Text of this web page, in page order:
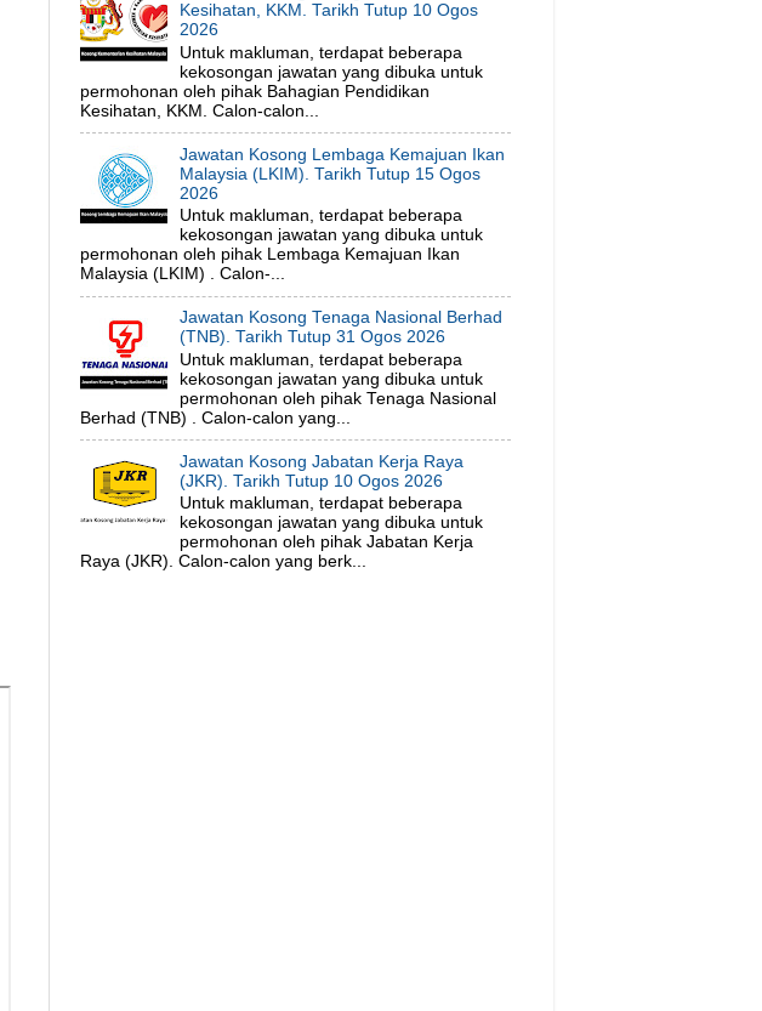
Kesihatan, KKM. Tarikh Tutup 10 Ogos
2026
Untuk makluman, terdapat beberapa
kekosongan jawatan yang dibuka untuk
permohonan oleh pihak Bahagian Pendidikan
Kesihatan, KKM. Calon-calon...
Jawatan Kosong Lembaga Kemajuan Ikan
Malaysia (LKIM). Tarikh Tutup 15 Ogos
2026
Untuk makluman, terdapat beberapa
kekosongan jawatan yang dibuka untuk
permohonan oleh pihak Lembaga Kemajuan Ikan
Malaysia (LKIM) . Calon-...
Jawatan Kosong Tenaga Nasional Berhad
(TNB). Tarikh Tutup 31 Ogos 2026
Untuk makluman, terdapat beberapa
kekosongan jawatan yang dibuka untuk
permohonan oleh pihak Tenaga Nasional
Berhad (TNB) . Calon-calon yang...
Jawatan Kosong Jabatan Kerja Raya
(JKR). Tarikh Tutup 10 Ogos 2026
Untuk makluman, terdapat beberapa
kekosongan jawatan yang dibuka untuk
permohonan oleh pihak Jabatan Kerja
Raya (JKR). Calon-calon yang berk...